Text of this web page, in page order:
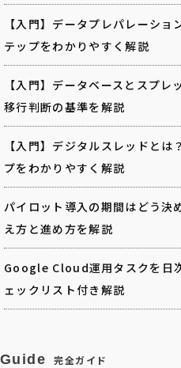
【入門】データプレパレーシ
テップをわかりやすく解説
【入門】データベースとスプ
移行判断の基準を解説
【入門】デジタルスレッドと
プをわかりやすく解説
パイロット導入の期間はどう決
え方と進め方を解説
Google Cloud運用タスクを日
ェックリスト付き解説
Guide 完全ガイド